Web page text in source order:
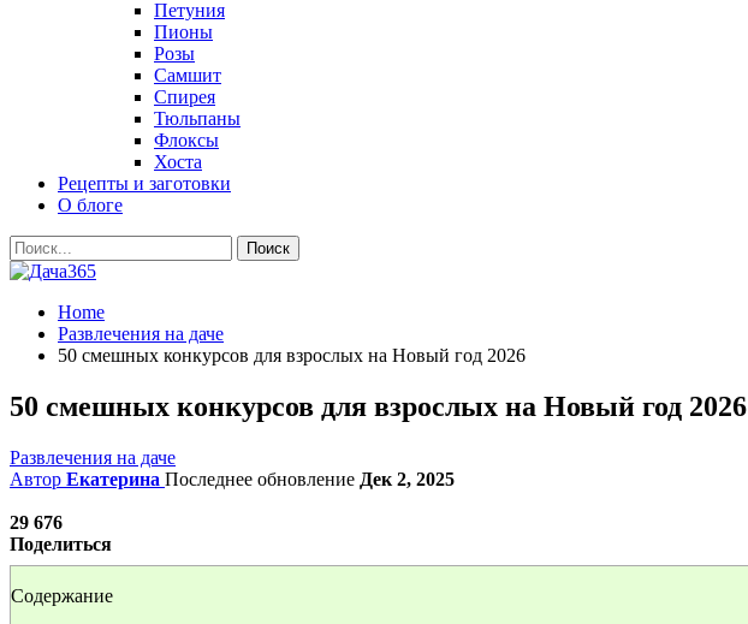
Петуния
Пионы
Розы
Самшит
Спирея
Тюльпаны
Флоксы
Хоста
Рецепты и заготовки
О блоге
Home
Развлечения на даче
50 смешных конкурсов для взрослых на Новый год 2026
50 смешных конкурсов для взрослых на Новый год 2026
Развлечения на даче
Автор Екатерина Последнее обновление Дек 2, 2025
29 676
Поделиться
Содержание